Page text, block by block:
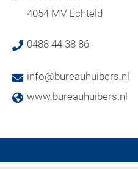
4054 MV Echteld
0488 44 38 86
info@bureauhuibers.nl
www.bureauhuibers.nl